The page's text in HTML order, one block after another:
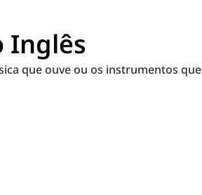
Inglês
que ouve ou os instrumentos que